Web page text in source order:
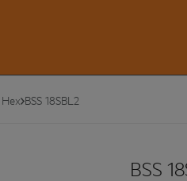
BSS 18SBL2
BSS